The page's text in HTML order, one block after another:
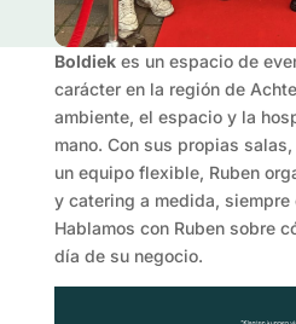
Boldiekes un espacio de
carácter en la región de
ambiente, el espacio y la
mano. Con sus propias
un equipo flexible, Ruben
y catering a medida, siempre
Hablamos con Ruben sobre
día de su negocio.